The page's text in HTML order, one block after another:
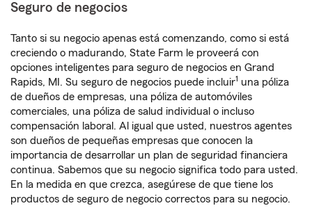
Seguro de negocios
Tanto si su negocio apenas está comenzando, como si está
creciendo o madurando, State Farm le proveerá con
opciones inteligentes para seguro de negocios en Grand
Rapids, MI. Su seguro de negocios puede incluir1 una póliza
de dueños de empresas, una póliza de automóviles
comerciales, una póliza de salud individual o incluso
compensación laboral. Al igual que usted, nuestros agentes
son dueños de pequeñas empresas que conocen la
importancia de desarrollar un plan de seguridad financiera
continua. Sabemos que su negocio significa todo para usted.
En la medida en que crezca, asegúrese de que tiene los
productos de seguro de negocio correctos para su negocio.